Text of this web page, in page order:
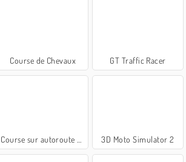
Course de Chevaux GT Traffic Racer
Course sur autoroute 3D 3D Moto Simulator 2